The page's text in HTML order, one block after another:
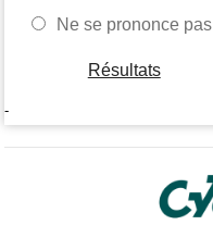
Ne se prononce pas
Résultats
-